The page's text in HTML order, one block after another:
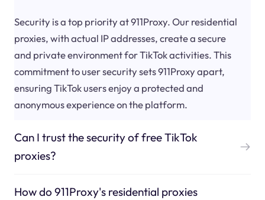
Security is a top priority at 911Proxy. Our residential
proxies, with actual IP addresses, create a secure
and private environment for TikTok activities. This
commitment to user security sets 911Proxy apart,
ensuring TikTok users enjoy a protected and
anonymous experience on the platform.
Can I trust the security of free TikTok
proxies?
How do 911Proxy's residential proxies